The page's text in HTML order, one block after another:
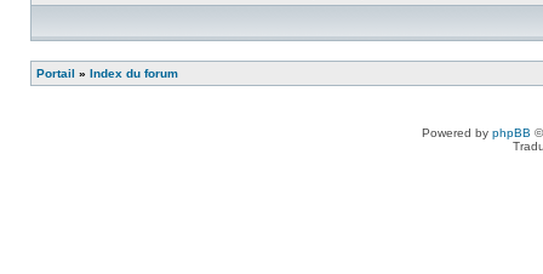
Portail » Index du forum
Powered by phpBB